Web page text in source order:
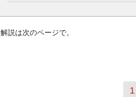
解説は次のページで。
1